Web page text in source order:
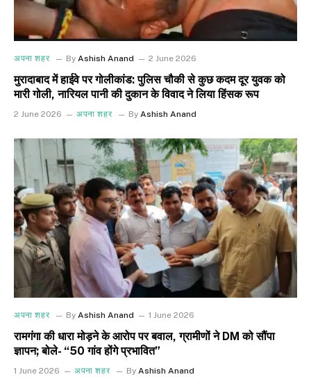
अपना शहर By Ashish Anand 2 June 2026
मुरादाबाद में हाईवे पर गोलीकांड: पुलिस चौकी से कुछ कदम दूर युवक को
मारी गोली, नारियल पानी की दुकान के विवाद ने लिया हिंसक रूप
2 June 2026 अपना शहर By Ashish Anand
अपना शहर By Ashish Anand 1 June 2026
रामगंगा की धारा मोड़ने के आरोप पर बवाल, ग्रामीणों ने DM को सौंपा
ज्ञापन; बोले- “50 गांव होंगे प्रभावित”
1 June 2026 अपना शहर By Ashish Anand